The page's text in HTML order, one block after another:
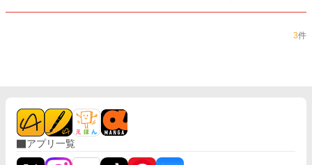
3件
アプリ一覧